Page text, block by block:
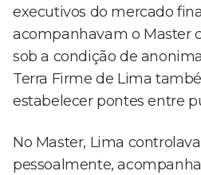
executivos do mercado
acompanhavam o Master
sob a condição de
Terra Firme de Lima
estabelecer pontes entre
No Master, Lima
pessoalmente,